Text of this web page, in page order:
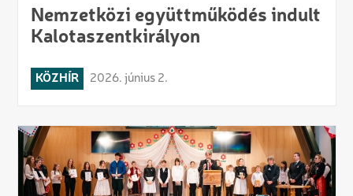
Nemzetközi együttműködés indult
Kalotaszentkirályon
KÖZHÍR 2026. június 2.